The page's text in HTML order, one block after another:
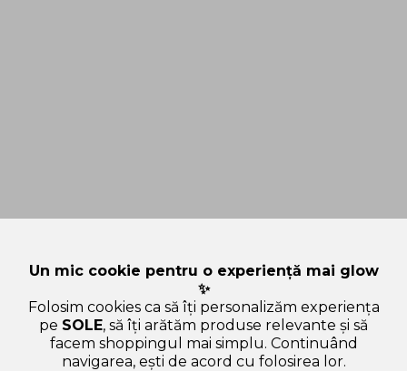
Un mic cookie pentru o experiență mai glow
✨
Folosim cookies ca să îți personalizăm experiența
pe SOLE, să îți arătăm produse relevante și să
facem shoppingul mai simplu. Continuând
navigarea, ești de acord cu folosirea lor.